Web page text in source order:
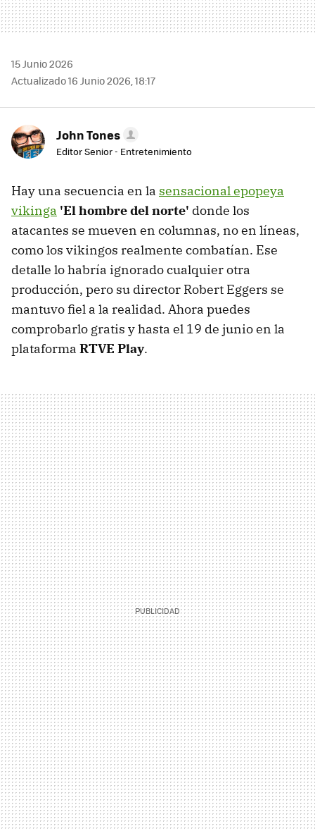
15 Junio 2026
Actualizado 16 Junio 2026, 18:17
John Tones
Editor Senior - Entretenimiento
Hay una secuencia en la sensacional epopeya
vikinga 'El hombre del norte' donde los
atacantes se mueven en columnas, no en líneas,
como los vikingos realmente combatían. Ese
detalle lo habría ignorado cualquier otra
producción, pero su director Robert Eggers se
mantuvo fiel a la realidad. Ahora puedes
comprobarlo gratis y hasta el 19 de junio en la
plataforma RTVE Play.